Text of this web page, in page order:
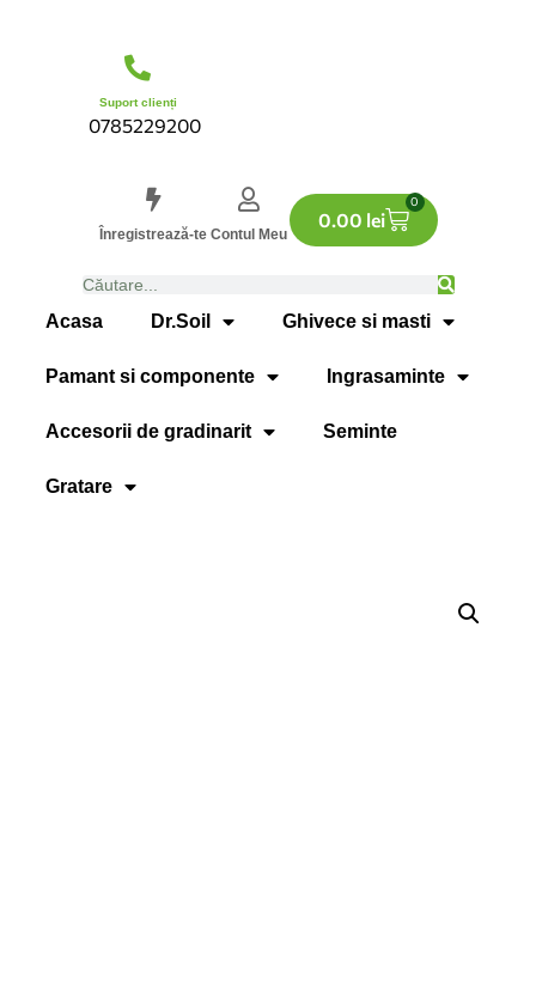
Suport clienți
0785229200
Înregistrează-te Contul Meu
0.00 lei
0
Acasa Dr.Soil Ghivece si masti
Pamant si componente Ingrasaminte
Accesorii de gradinarit Seminte
Gratare